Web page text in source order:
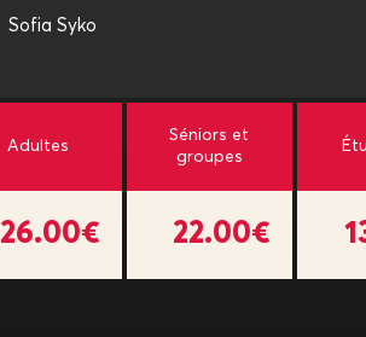
Sofia Syko
Adultes
26.00€
Séniors et
groupes
22.00€